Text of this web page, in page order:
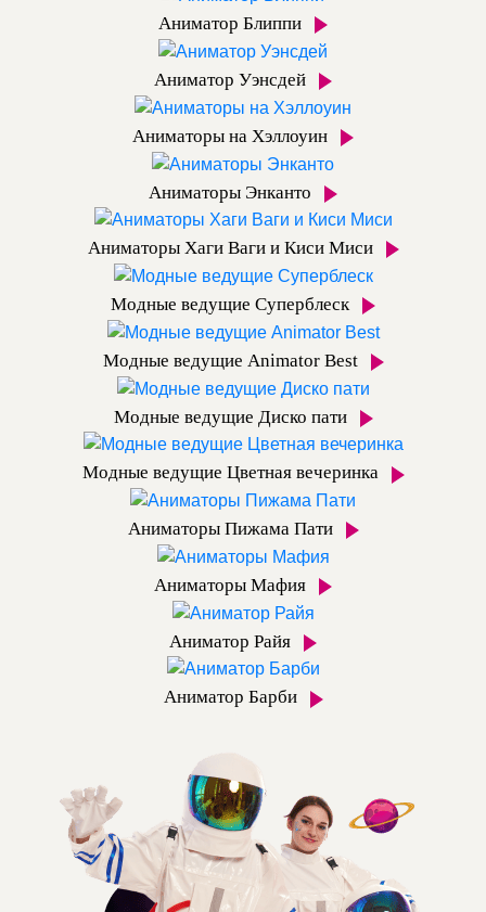
Аниматор Блиппи
Аниматор Уэнсдей
Аниматоры на Хэллоуин
Аниматоры Энканто
Аниматоры Хаги Ваги и Киси Миси
Модные ведущие Суперблеск
Модные ведущие Animator Best
Модные ведущие Диско пати
Модные ведущие Цветная вечеринка
Аниматоры Пижама Пати
Аниматоры Мафия
Аниматор Райя
Аниматор Барби